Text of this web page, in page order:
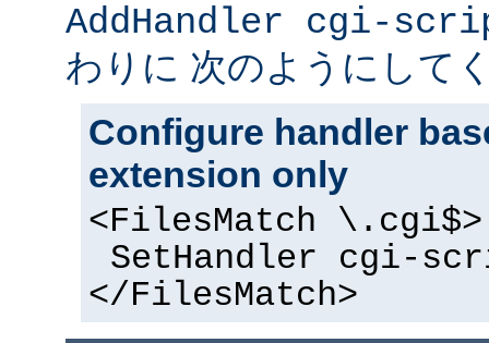
AddHandler cgi-
わりに 次のようにして
Configure handler
extension only
<FilesMatch \.cgi$>
SetHandler cgi-
</FilesMatch>